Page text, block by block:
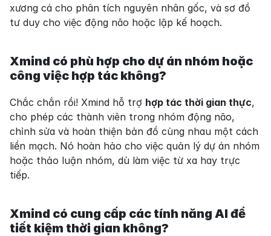
xương cá cho phân tích nguyên nhân gốc, và sơ đồ
tư duy cho việc động não hoặc lập kế hoạch.
Xmind có phù hợp cho dự án nhóm hoặc
công việc hợp tác không?
Chắc chắn rồi! Xmind hỗ trợ hợp tác thời gian thực,
cho phép các thành viên trong nhóm động não,
chỉnh sửa và hoàn thiện bản đồ cùng nhau một cách
liền mạch. Nó hoàn hảo cho việc quản lý dự án nhóm
hoặc thảo luận nhóm, dù làm việc từ xa hay trực
tiếp.
Xmind có cung cấp các tính năng AI để
tiết kiệm thời gian không?